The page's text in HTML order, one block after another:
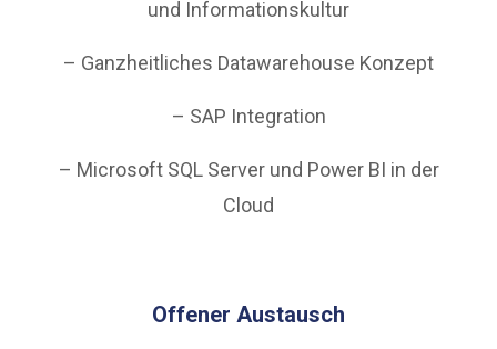
und Informationskultur
– Ganzheitliches Datawarehouse Konzept
– SAP Integration
– Microsoft SQL Server und Power BI in der
Cloud
Offener Austausch